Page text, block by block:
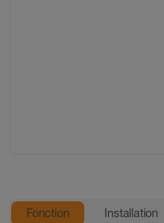
Informations
Fonction Installation